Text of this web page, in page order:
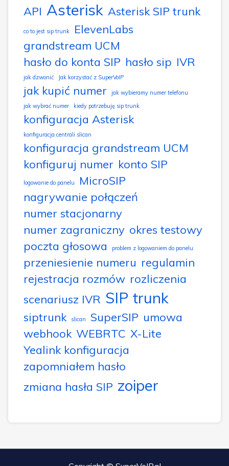
API Asterisk Asterisk SIP trunk
co to jest sip trunk
ElevenLabs
grandstream UCM
hasło do konta SIP hasło sip IVR
jak dzwonić Jak korzystać z SuperVoIP
jak kupić numer
jak wybieramy numer telefonu
jak wybrać numer
kiedy potrzebuję sip trunk
konfiguracja Asterisk
konfiguracja centrali slican
konfiguracja grandstream UCM
konfiguruj numer konto SIP
logowanie do panelu
MicroSIP
nagrywanie połączeń
numer stacjonarny
numer zagraniczny okres testowy
poczta głosowa
problem z logowaniem do panelu
przeniesienie numeru regulamin
rejestracja rozmów rozliczenia
scenariusz IVR SIP trunk
siptrunk slican SuperSIP umowa
webhook WEBRTC X-Lite
Yealink konfiguracja
zapomniałem hasło
zmiana hasła SIP zoiper